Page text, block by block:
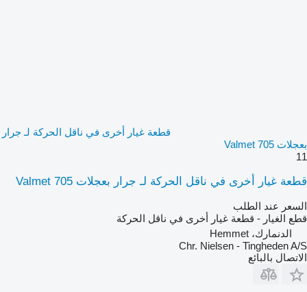
قطعة غيار أخرى في ناقل الحركة لـ جرار
بعجلات Valmet 705
11
قطعة غيار أخرى في ناقل الحركة لـ جرار بعجلات Valmet 705
السعر عند الطلب
قطع الغيار - قطعة غيار أخرى في ناقل الحركة
الدنمارك، Hemmet
Chr. Nielsen - Tingheden A/S
الاتصال بالبائع